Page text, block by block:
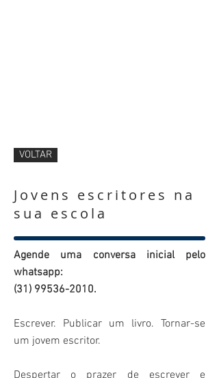
VOLTAR
Jovens escritores na
sua escola
Agende uma conversa inicial pelo
whatsapp:
(31) 99536-2010.
Escrever. Publicar um livro. Tornar-se
um jovem escritor.
Despertar o prazer de escrever e